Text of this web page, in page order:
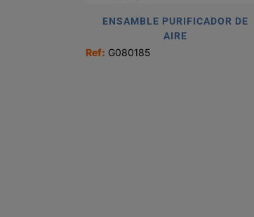
ENSAMBLE PURIFICADOR DE
AIRE
Ref: G080185